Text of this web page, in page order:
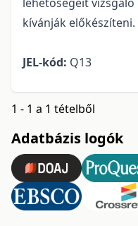
kívánják előkészíteni.
JEL-kód: Q13
1 - 1 a 1 tételből
Adatbázis logók